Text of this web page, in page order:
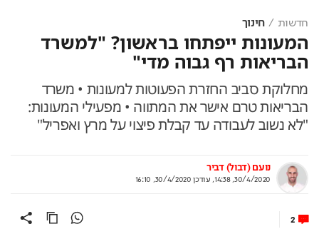
חדשות חינוך
המעונות ייפתחו בראשון? "למשרד
הבריאות רף גבוה מדי"
מחלוקת סביב החזרת הפעוטות למעונות • משרד
הבריאות טרם אישר את המתווה • מפעילי המעונות:
"לא נשוב לעבודה עד קבלת פיצוי על מרץ ואפריל"
נועם (דבול) דביר
30/4/2020, 14:38
,עודכן30/4/2020, 16:10
2